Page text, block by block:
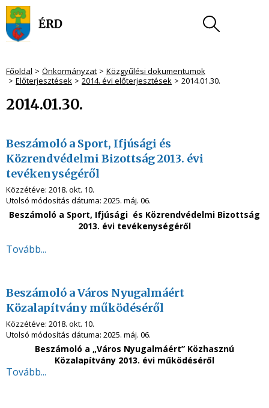
Főoldal Önkormányzat
Közgyűlési dokumentumok
Előterjesztések
2014. évi előterjesztések 2014.01.30.
2014.01.30.
Beszámoló a Sport, Ifjúsági és
Közrendvédelmi Bizottság 2013. évi
tevékenységéről
Közzétéve: 2018. okt. 10.
Utolsó módosítás dátuma: 2025. máj. 06.
Beszámoló a Sport, Ifjúsági és Közrendvédelmi Bizottság
2013. évi tevékenységéről
Tovább...
Beszámoló a Város Nyugalmáért
Közalapítvány működéséről
Közzétéve: 2018. okt. 10.
Utolsó módosítás dátuma: 2025. máj. 06.
Beszámoló a „Város Nyugalmáért” Közhasznú
Közalapítvány 2013. évi működéséről
Tovább...